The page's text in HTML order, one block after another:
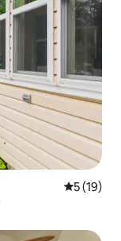
คะแนนเฉลี่
5 (19)